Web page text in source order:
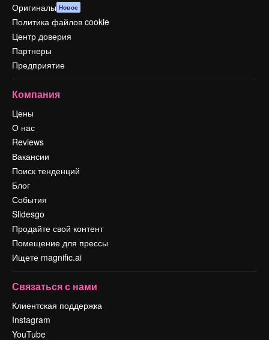
Оригиналы Новое
Политика файлов cookie
Центр доверия
Партнеры
Предприятие
Компания
Цены
О нас
Reviews
Вакансии
Поиск тенденций
Блог
События
Slidesgo
Продайте свой контент
Помещение для прессы
Ищете magnific.ai
Связаться с нами
Клиентская поддержка
Instagram
YouTube